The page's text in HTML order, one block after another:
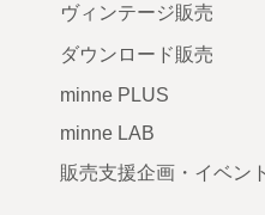
ヴィンテージ販売
ダウンロード販売
minne PLUS
minne LAB
販売支援企画・イベント